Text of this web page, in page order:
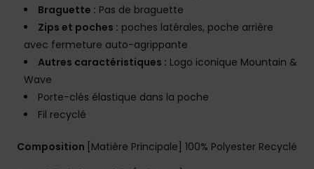
Braguette : Pas de braguette
Zips et poches : poches latérales, poche arrière
avec fermeture auto-agrippante
Autres caractéristiques : Logo iconique Mountain &
Wave
Porte-clés élastique dans la poche
Fil recyclé
Composition [Matière Principale] 100% Polyester Recyclé